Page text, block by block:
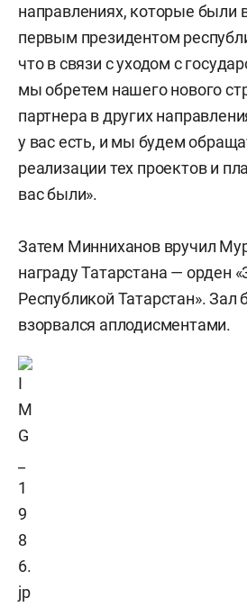
направлениях, которые
первым президентом
что в связи с уходом с
мы обретем нашего нового
партнера в других
у вас есть, и мы будем
реализации тех проектов и
вас были».
Затем Минниханов вручил
награду Татарстана — орден
Республикой Татарстан». Зал
взорвался аплодисментами.